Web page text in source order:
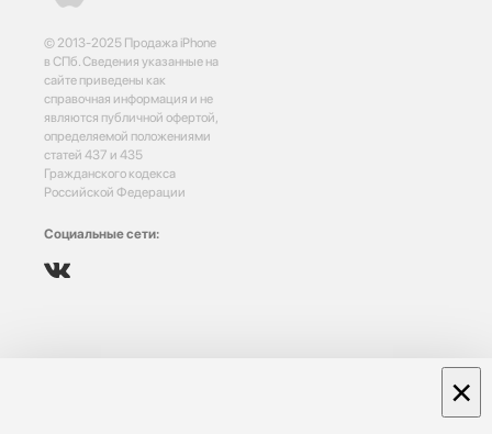
© 2013-2025 Продажа iPhone
в СПб. Сведения указанные на
сайте приведены как
справочная информация и не
являются публичной офертой,
определяемой положениями
статей 437 и 435
Гражданского кодекса
Российской Федерации
Социальные сети:
×